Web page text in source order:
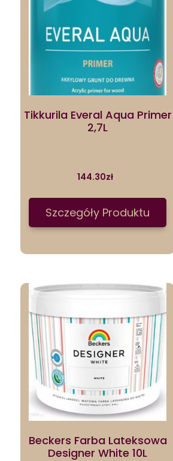
Tikkurila Everal Aqua Primer
2,7L
144.30zł
Szczegóły Produktu
Beckers Farba Lateksowa
Designer White 10L